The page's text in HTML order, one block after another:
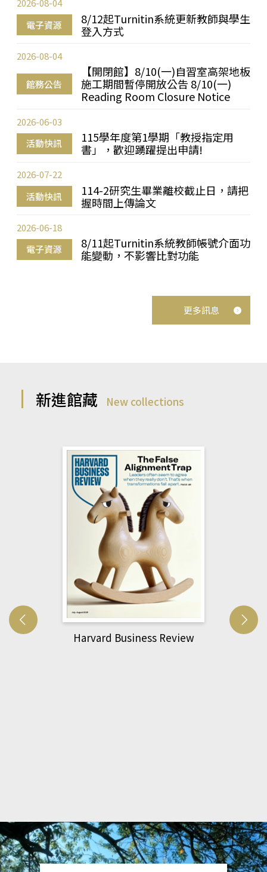
電子資源
8/12起Turnitin系統更新教師與學生
登入方式
2026-08-04
館務公告
【開閉館】8/10(一)自習室高架地板
施工期間暫停開放公告 8/10(一)
Reading Room Closure Notice
2026-08-04
活動快訊
115學年度第1學期「教授指定用
書」，歡迎踴躍提出申請!
2026-06-03
活動快訊
114-2研究生畢業離校截止日，請把
握時間上傳論文
2026-07-22
電子資源
8/11起Turnitin系統教師帳號介面功
能變動，不影響比對功能
2026-06-18
更多訊息
新進館藏 New collections